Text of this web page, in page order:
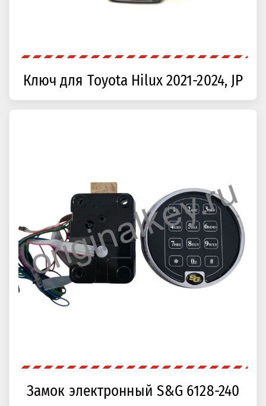
Ключ для Toyota Hilux 2021-2024, JP
Замок электронный S&G 6128-240